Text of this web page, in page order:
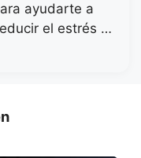
ayudarte a
el estrés …